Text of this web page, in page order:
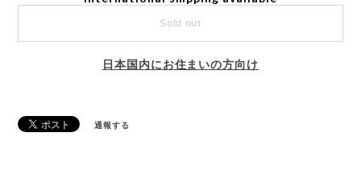
Sold out
日本国内にお住まいの方向け
通報する